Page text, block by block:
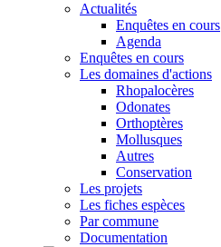
Actualités
Enquêtes en cours
Agenda
Enquêtes en cours
Les domaines d'actions
Rhopalocères
Odonates
Orthoptères
Mollusques
Autres
Conservation
Les projets
Les fiches espèces
Par commune
Documentation